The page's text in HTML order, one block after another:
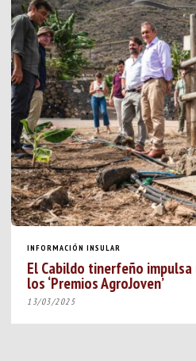
INFORMACIÓN INSULAR
El Cabildo tinerfeño impulsa
los ‘Premios AgroJoven’
13/03/2025